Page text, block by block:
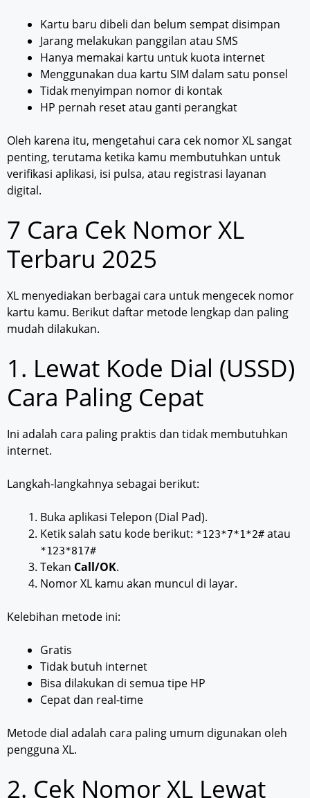
Kartu baru dibeli dan belum sempat disimpan
Jarang melakukan panggilan atau SMS
Hanya memakai kartu untuk kuota internet
Menggunakan dua kartu SIM dalam satu ponsel
Tidak menyimpan nomor di kontak
HP pernah reset atau ganti perangkat
Oleh karena itu, mengetahui cara cek nomor XL sangat
penting, terutama ketika kamu membutuhkan untuk
verifikasi aplikasi, isi pulsa, atau registrasi layanan
digital.
7 Cara Cek Nomor XL
Terbaru 2025
XL menyediakan berbagai cara untuk mengecek nomor
kartu kamu. Berikut daftar metode lengkap dan paling
mudah dilakukan.
1. Lewat Kode Dial (USSD)
Cara Paling Cepat
Ini adalah cara paling praktis dan tidak membutuhkan
internet.
Langkah-langkahnya sebagai berikut:
Buka aplikasi Telepon (Dial Pad).
Ketik salah satu kode berikut: *123*7*1*2# atau
*123*817#
Tekan Call/OK.
Nomor XL kamu akan muncul di layar.
Kelebihan metode ini:
Gratis
Tidak butuh internet
Bisa dilakukan di semua tipe HP
Cepat dan real-time
Metode dial adalah cara paling umum digunakan oleh
pengguna XL.
2. Cek Nomor XL Lewat